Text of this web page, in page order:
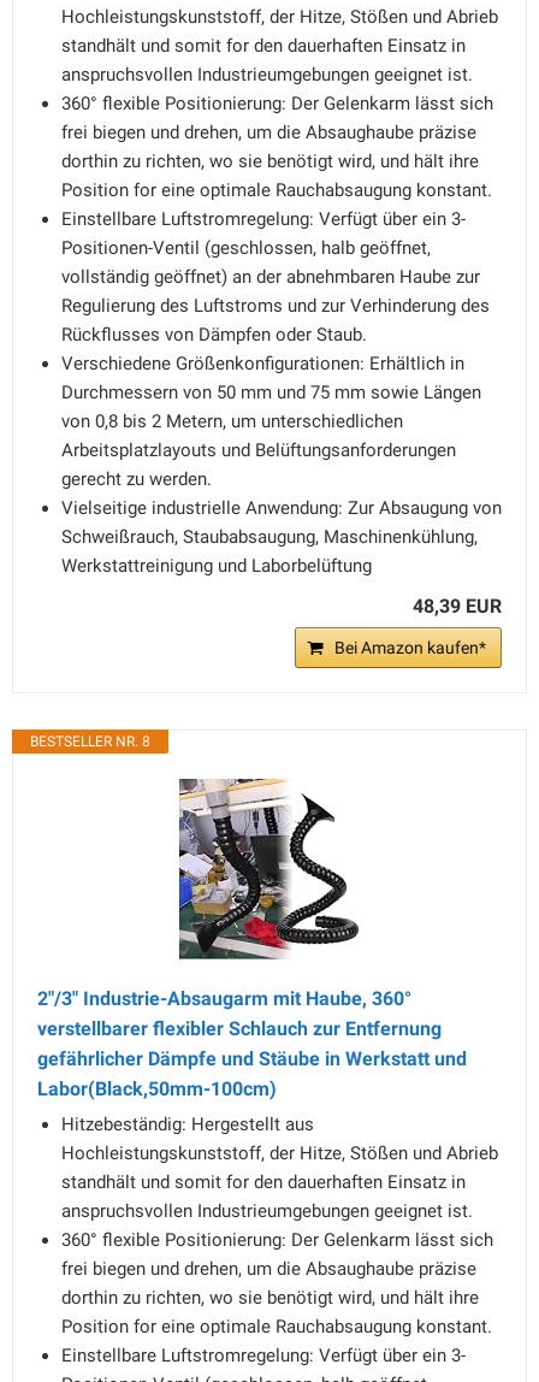
Hochleistungskunststoff, der Hitze, Stößen und Abrieb
standhält und somit for den dauerhaften Einsatz in
anspruchsvollen Industrieumgebungen geeignet ist.
360° flexible Positionierung: Der Gelenkarm lässt sich
frei biegen und drehen, um die Absaughaube präzise
dorthin zu richten, wo sie benötigt wird, und hält ihre
Position for eine optimale Rauchabsaugung konstant.
Einstellbare Luftstromregelung: Verfügt über ein 3-
Positionen-Ventil (geschlossen, halb geöffnet,
vollständig geöffnet) an der abnehmbaren Haube zur
Regulierung des Luftstroms und zur Verhinderung des
Rückflusses von Dämpfen oder Staub.
Verschiedene Größenkonfigurationen: Erhältlich in
Durchmessern von 50 mm und 75 mm sowie Längen
von 0,8 bis 2 Metern, um unterschiedlichen
Arbeitsplatzlayouts und Belüftungsanforderungen
gerecht zu werden.
Vielseitige industrielle Anwendung: Zur Absaugung von
Schweißrauch, Staubabsaugung, Maschinenkühlung,
Werkstattreinigung und Laborbelüftung
48,39 EUR
Bei Amazon kaufen*
BESTSELLER NR. 8
2"/3" Industrie-Absaugarm mit Haube, 360°
verstellbarer flexibler Schlauch zur Entfernung
gefährlicher Dämpfe und Stäube in Werkstatt und
Labor(Black,50mm-100cm)
Hitzebeständig: Hergestellt aus
Hochleistungskunststoff, der Hitze, Stößen und Abrieb
standhält und somit for den dauerhaften Einsatz in
anspruchsvollen Industrieumgebungen geeignet ist.
360° flexible Positionierung: Der Gelenkarm lässt sich
frei biegen und drehen, um die Absaughaube präzise
dorthin zu richten, wo sie benötigt wird, und hält ihre
Position for eine optimale Rauchabsaugung konstant.
Einstellbare Luftstromregelung: Verfügt über ein 3-